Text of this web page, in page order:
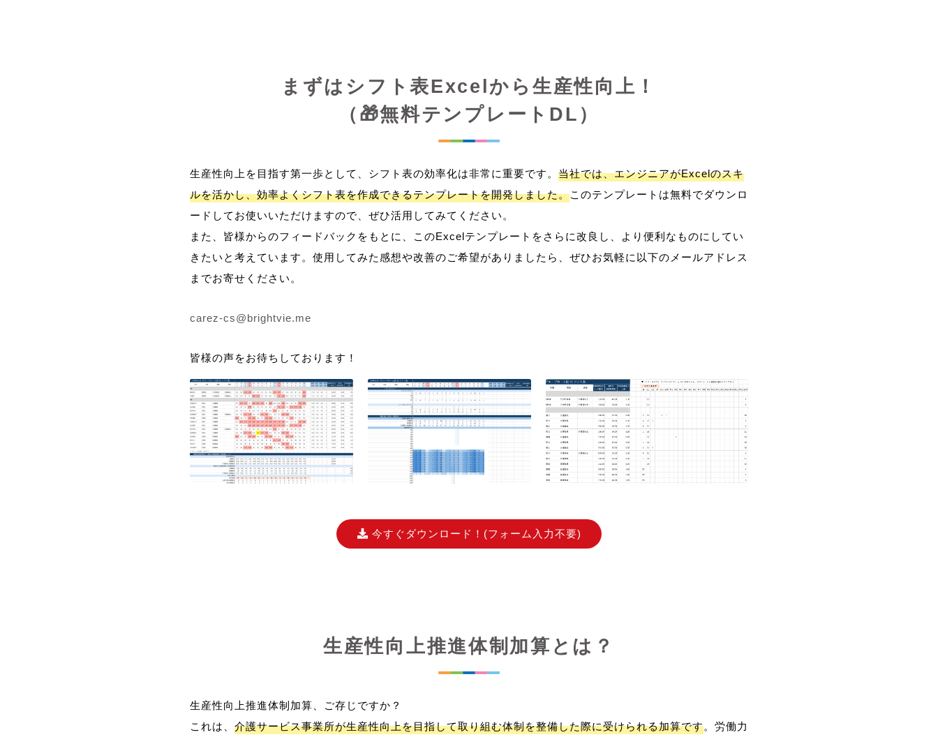
まずはシフト表Excelから生産性向上！
（🎁無料テンプレートDL）
生産性向上を目指す第一歩として、シフト表の効率化は非常に重要です。 当社では、エンジニアがExcelのスキ
ルを活かし、効率よくシフト表を作成できるテンプレートを開発しました。このテンプレートは無料でダウンロ
ードしてお使いいただけますので、ぜひ活用してみてください。
また、皆様からのフィードバックをもとに、このExcelテンプレートをさらに改良し、より便利なものにしてい
きたいと考えています。使用してみた感想や改善のご希望がありましたら、ぜひお気軽に以下のメールアドレス
までお寄せください。
carez-cs@brightvie.me
皆様の声をお待ちしております！
今すぐダウンロード！ (フォーム入力不要)
生産性向上推進体制加算とは？
生産性向上推進体制加算、ご存じですか？
これは、 介護サービス事業所が生産性向上を目指して取り組む体制を整備した際に受けられる加算です。労働力